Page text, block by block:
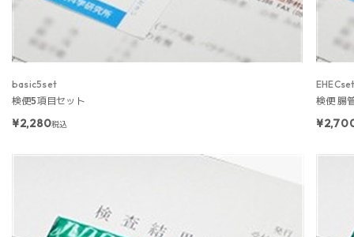
basic5set
検便5項目セット
¥2,280税込
検便 腸